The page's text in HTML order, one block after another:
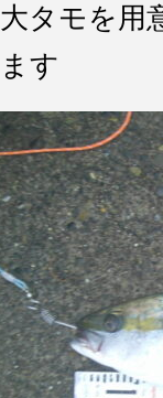
大タモを
ます